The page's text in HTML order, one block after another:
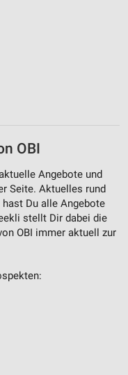
OBI
Angebote und
Seite. Aktuelles rund
Du alle Angebote
stellt Dir dabei die
OBI immer aktuell zur